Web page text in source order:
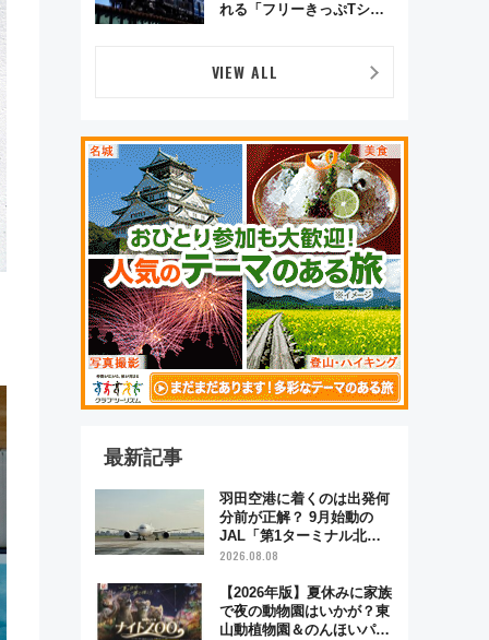
れる「フリーきっぷTシャ
VIEW ALL
最新記事
羽田空港に着くのは出発何
分前が正解？ 9月始動の
JAL「第1ターミナル北側
サテライト」は徒歩1キロ
点まとめ
2026.08.08
【2026年版】夏休みに家族
で夜の動物園はいかが？東
山動植物園＆のんほいパー